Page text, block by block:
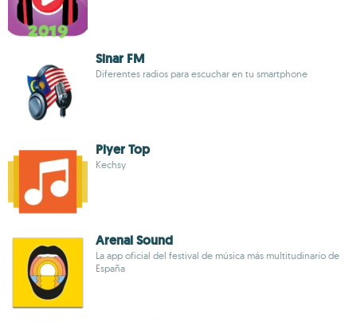
Sinar FM
Diferentes radios para escuchar en tu smartphone
Plyer Top
Kechsy
Arenal Sound
La app oficial del festival de música más multitudinario de
España